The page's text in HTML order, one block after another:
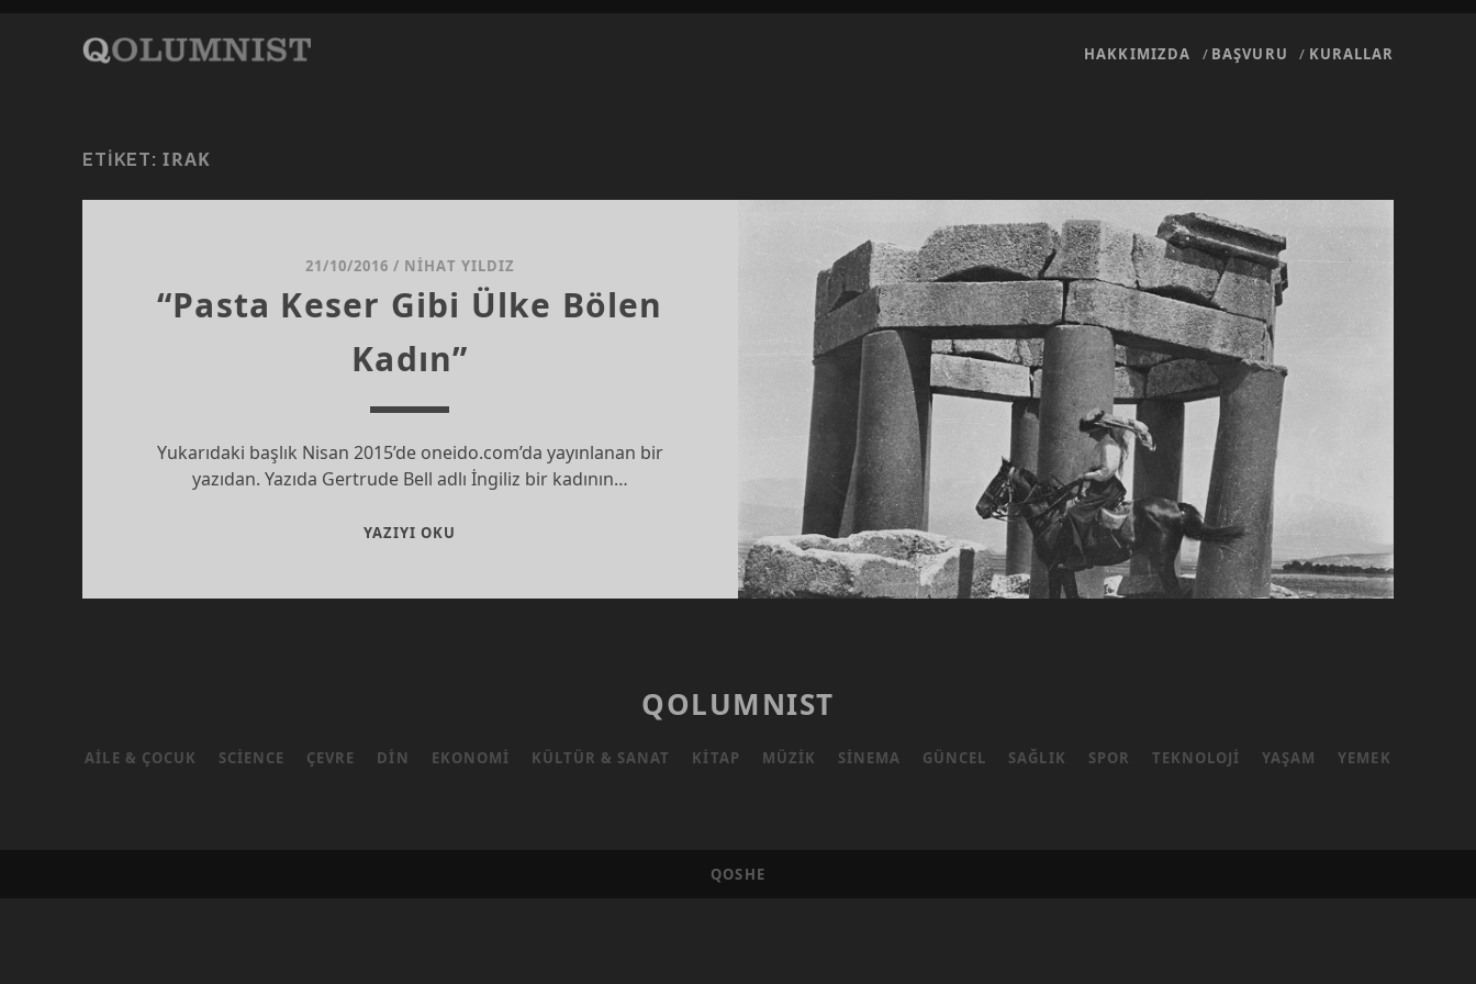
HAKKIMIZDA BAŞVURU KURALLAR
ETIKET:IRAK
21/10/2016 / NIHAT YILDIZ
“Pasta Keser Gibi Ülke Bölen
Kadın”
Yukarıdaki başlık Nisan 2015’de oneido.com’da yayınlanan bir
yazıdan. Yazıda Gertrude Bell adlı İngiliz bir kadının…
YAZIYI OKU
QOLUMNIST
AILE & ÇOCUK SCIENCE ÇEVRE DIN EKONOMI KÜLTÜR & SANAT KITAP MÜZIK SINEMA GÜNCEL SAĞLIK SPOR TEKNOLOJI YAŞAM YEMEK
QOSHE